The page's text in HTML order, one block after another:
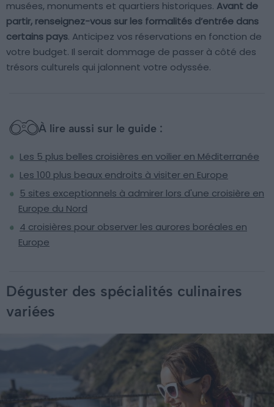
musées, monuments et quartiers historiques. Avant de
partir, renseignez-vous sur les formalités d’entrée dans
certains pays. Anticipez vos réservations en fonction de
votre budget. Il serait dommage de passer à côté des
trésors culturels qui jalonnent votre odyssée.
À lire aussi sur le guide :
Les 5 plus belles croisières en voilier en Méditerranée
Les 100 plus beaux endroits à visiter en Europe
5 sites exceptionnels à admirer lors d'une croisière en
Europe du Nord
4 croisières pour observer les aurores boréales en
Europe
Déguster des spécialités culinaires
variées